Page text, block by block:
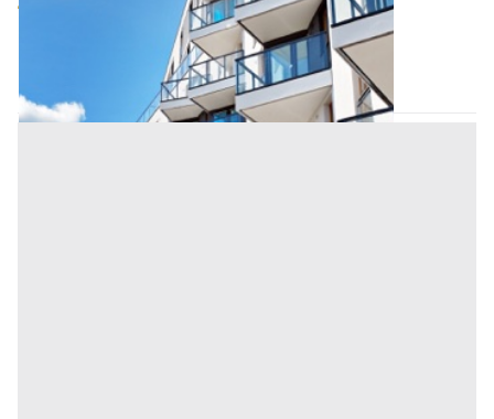
(Salerno)
AM3331330